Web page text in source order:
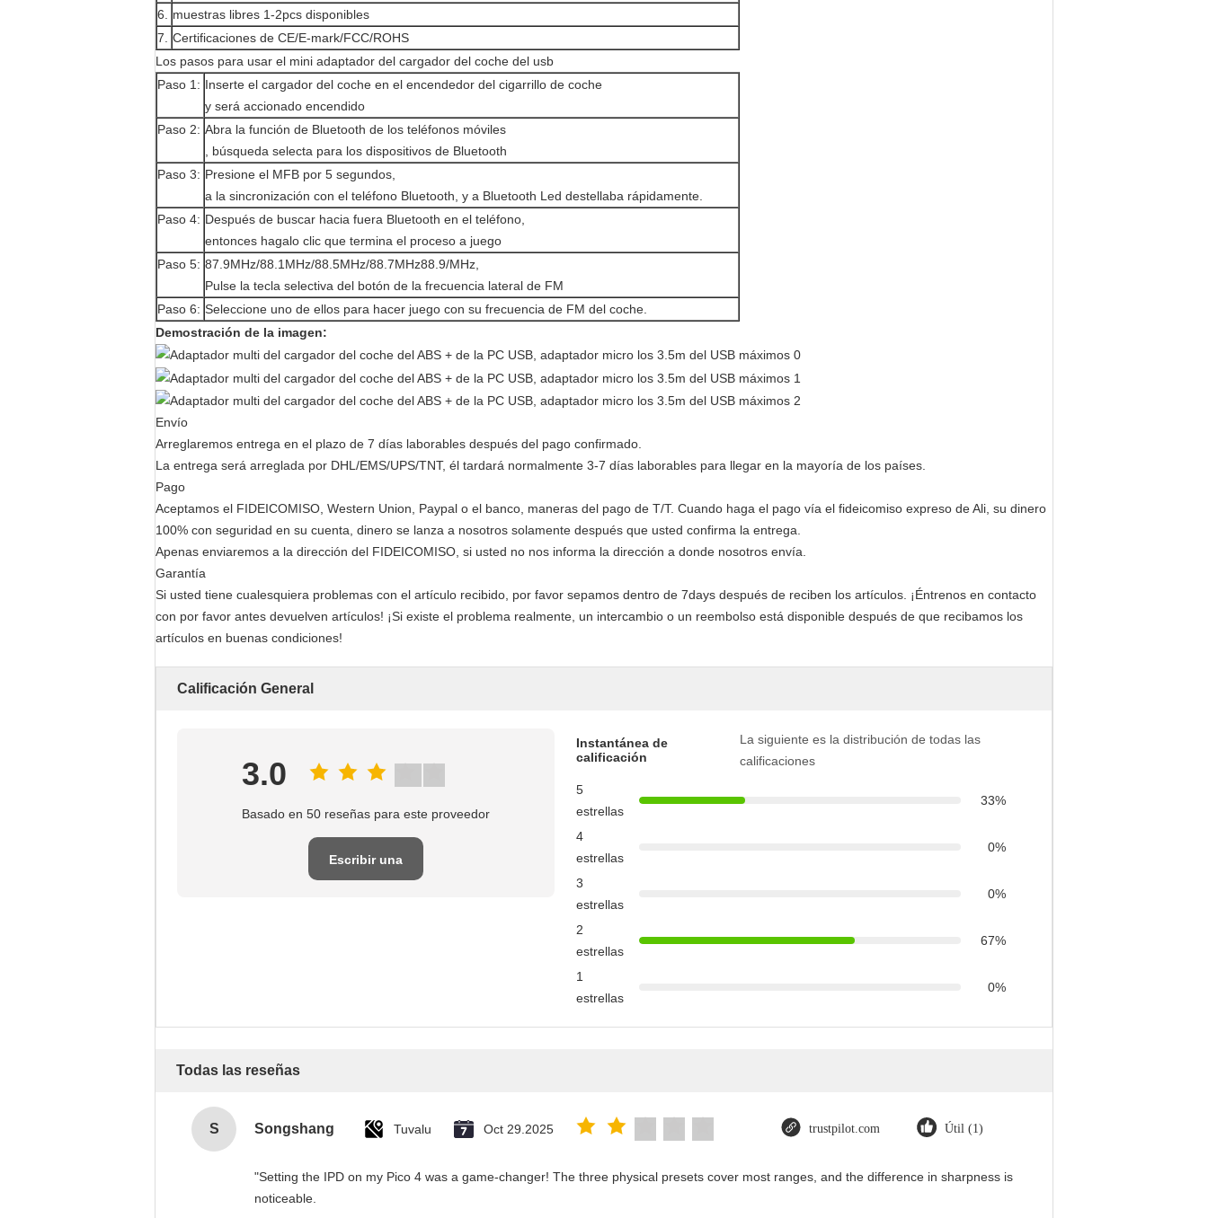
6.
muestras libres 1-2pcs disponibles
7.
Certificaciones de CE/E-mark/FCC/ROHS
Los pasos para usar el mini adaptador del cargador del coche del usb
Paso 1: Inserte el cargador del coche en el encendedor del cigarrillo de coche
y será accionado encendido
Paso 2: Abra la función de Bluetooth de los teléfonos móviles
, búsqueda selecta para los dispositivos de Bluetooth
Paso 3: Presione el MFB por 5 segundos,
a la sincronización con el teléfono Bluetooth, y a Bluetooth Led destellaba rápidamente.
Paso 4: Después de buscar hacia fuera Bluetooth en el teléfono,
entonces hagalo clic que termina el proceso a juego
Paso 5: 87.9MHz/88.1MHz/88.5MHz/88.7MHz88.9/MHz,
Pulse la tecla selectiva del botón de la frecuencia lateral de FM
Paso 6: Seleccione uno de ellos para hacer juego con su frecuencia de FM del coche.
Demostración de la imagen:
Envío
Arreglaremos entrega en el plazo de 7 días laborables después del pago confirmado.
La entrega será arreglada por DHL/EMS/UPS/TNT, él tardará normalmente 3-7 días laborables para llegar en la mayoría de los países.
Pago
Aceptamos el FIDEICOMISO, Western Union, Paypal o el banco, maneras del pago de T/T. Cuando haga el pago vía el fideicomiso expreso de Ali, su dinero
100% con seguridad en su cuenta, dinero se lanza a nosotros solamente después que usted confirma la entrega.
Apenas enviaremos a la dirección del FIDEICOMISO, si usted no nos informa la dirección a donde nosotros envía.
Garantía
Si usted tiene cualesquiera problemas con el artículo recibido, por favor sepamos dentro de 7days después de reciben los artículos. ¡Éntrenos en contacto
con por favor antes devuelven artículos! ¡Si existe el problema realmente, un intercambio o un reembolso está disponible después de que recibamos los
artículos en buenas condiciones!
Calificación General
3.0
Basado en 50 reseñas para este proveedor
Escribir una
Instantánea de
calificación
La siguiente es la distribución de todas las
calificaciones
5
estrellas
33%
4
estrellas
0%
3
estrellas
0%
2
estrellas
67%
1
estrellas
0%
Todas las reseñas
S Songshang Tuvalu Oct 29.2025 trustpilot.com Útil (1)
"Setting the IPD on my Pico 4 was a game-changer! The three physical presets cover most ranges, and the difference in sharpness is
noticeable.